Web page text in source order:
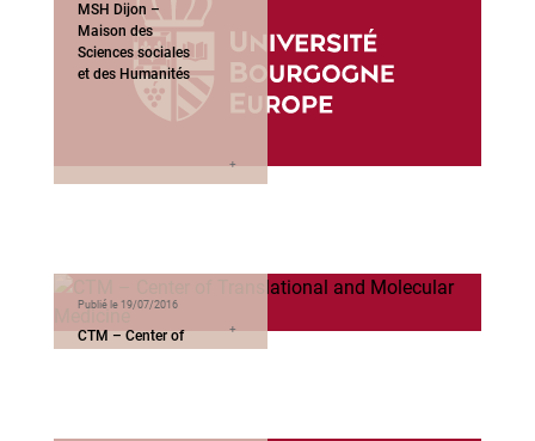
MSH Dijon –
Maison des
Sciences sociales
et des Humanités
Publié le 19/07/2016
CTM – Center of